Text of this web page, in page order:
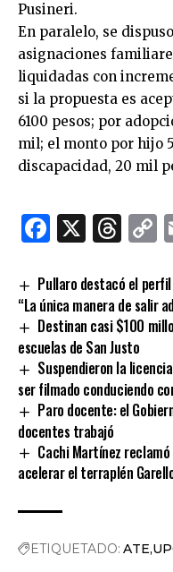
Pusineri.
En paralelo, se
asignaciones
liquidadas con
si la propuesta es
6100 pesos; por
mil; el monto por hijo
discapacidad, 20 mil
X
Pullaro destacó el
“La única manera de salir
Destinan casi $100
escuelas de San Justo
Suspendieron la
ser filmado conduciendo
Paro docente: el
docentes trabajó
Cachi Martínez
acelerar el terraplén
ETIQUETADO: ATE